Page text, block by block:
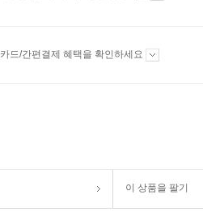
카드/간편결제 혜택을 확인하세요
이 상품을 팔기